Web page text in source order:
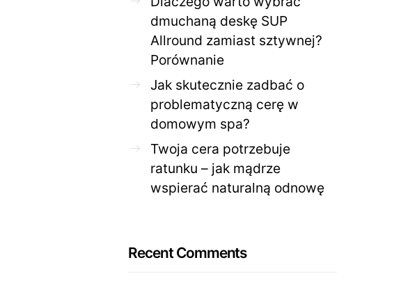
dmuchaną deskę SUP
Allround zamiast sztywnej?
Porównanie
Jak skutecznie zadbać o
problematyczną cerę w
domowym spa?
Twoja cera potrzebuje
ratunku – jak mądrze
wspierać naturalną odnowę
Recent Comments